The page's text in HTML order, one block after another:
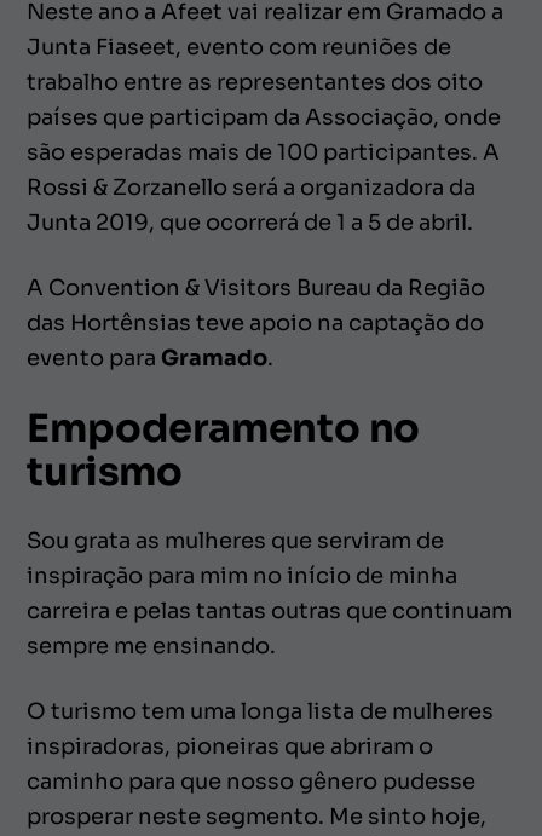
Neste ano a Afeet vai realizar em Gramado a
Junta Fiaseet, evento com reuniões de
trabalho entre as representantes dos oito
países que participam da Associação, onde
são esperadas mais de 100 participantes. A
Rossi & Zorzanello será a organizadora da
Junta 2019, que ocorrerá de 1 a 5 de abril.
A Convention & Visitors Bureau da Região
das Hortênsias teve apoio na captação do
evento para Gramado.
Empoderamento no
turismo
Sou grata as mulheres que serviram de
inspiração para mim no início de minha
carreira e pelas tantas outras que continuam
sempre me ensinando.
O turismo tem uma longa lista de mulheres
inspiradoras, pioneiras que abriram o
caminho para que nosso gênero pudesse
prosperar neste segmento. Me sinto hoje,